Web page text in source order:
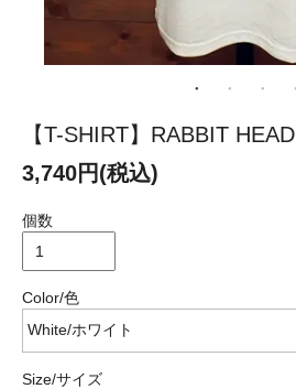
【T-SHIRT】RABBIT HEAD
3,740円(税込)
個数
Color/色
Size/サイズ